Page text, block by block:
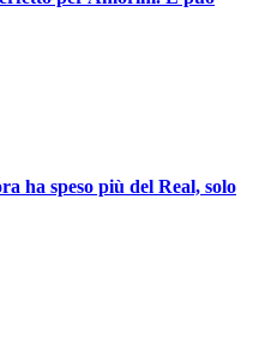
ha speso più del Real, solo